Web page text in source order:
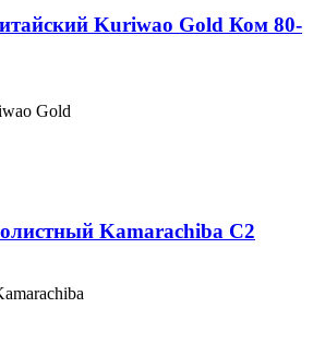
Kuriwao Gold Ком 80-
Gold
Kamarachiba C2